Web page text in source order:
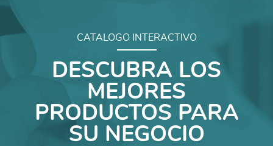
CATALOGO INTERACTIVO
DESCUBRA LOS
MEJORES
PRODUCTOS PARA
SU NEGOCIO